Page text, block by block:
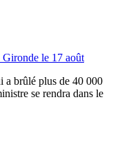
Gironde le 17 août
a brûlé plus de 40 000
se rendra dans le